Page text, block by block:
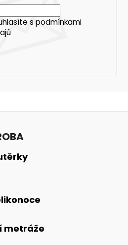
s podmínkami
metráže